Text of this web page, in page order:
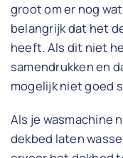
groot om er nog
belangrijk dat het
heeft. Als dit niet
samendrukken en
mogelijk niet goed
Als je wasmachine
dekbed laten